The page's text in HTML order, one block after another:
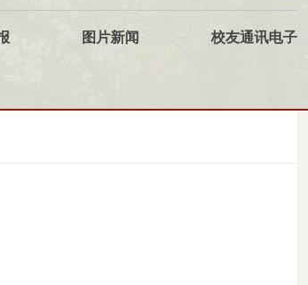
图片新闻 校友通讯电子